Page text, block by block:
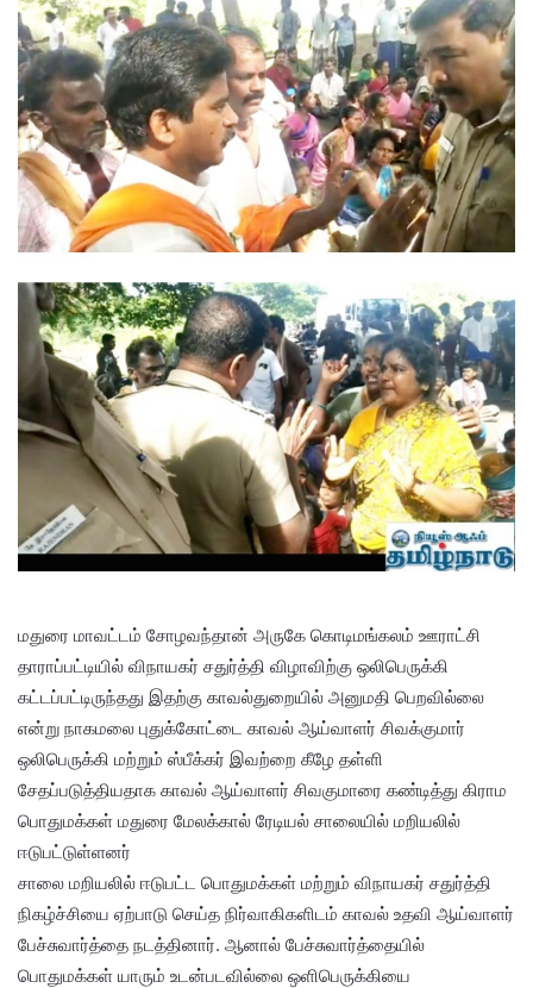
மதுரை மாவட்டம் சோழவந்தான் அருகே கொடிமங்கலம் ஊராட்சி
தாராப்பட்டியில் விநாயகர் சதுர்த்தி விழாவிற்கு ஒலிபெருக்கி
கட்டப்பட்டிருந்தது இதற்கு காவல்துறையில் அனுமதி பெறவில்லை
என்று நாகமலை புதுக்கோட்டை காவல் ஆய்வாளர் சிவக்குமார்
ஒலிபெருக்கி மற்றும் ஸ்பீக்கர் இவற்றை கீழே தள்ளி
சேதப்படுத்தியதாக காவல் ஆய்வாளர் சிவகுமாரை கண்டித்து கிராம
பொதுமக்கள் மதுரை மேலக்கால் ரேடியல் சாலையில் மறியலில்
ஈடுபட்டுள்ளனர்
சாலை மறியலில் ஈடுபட்ட பொதுமக்கள் மற்றும் விநாயகர் சதுர்த்தி
நிகழ்ச்சியை ஏற்பாடு செய்த நிர்வாகிகளிடம் காவல் உதவி ஆய்வாளர்
பேச்சுவார்த்தை நடத்தினார். ஆனால் பேச்சுவார்த்தையில்
பொதுமக்கள் யாரும் உடன்படவில்லை ஒளிபெருக்கியை